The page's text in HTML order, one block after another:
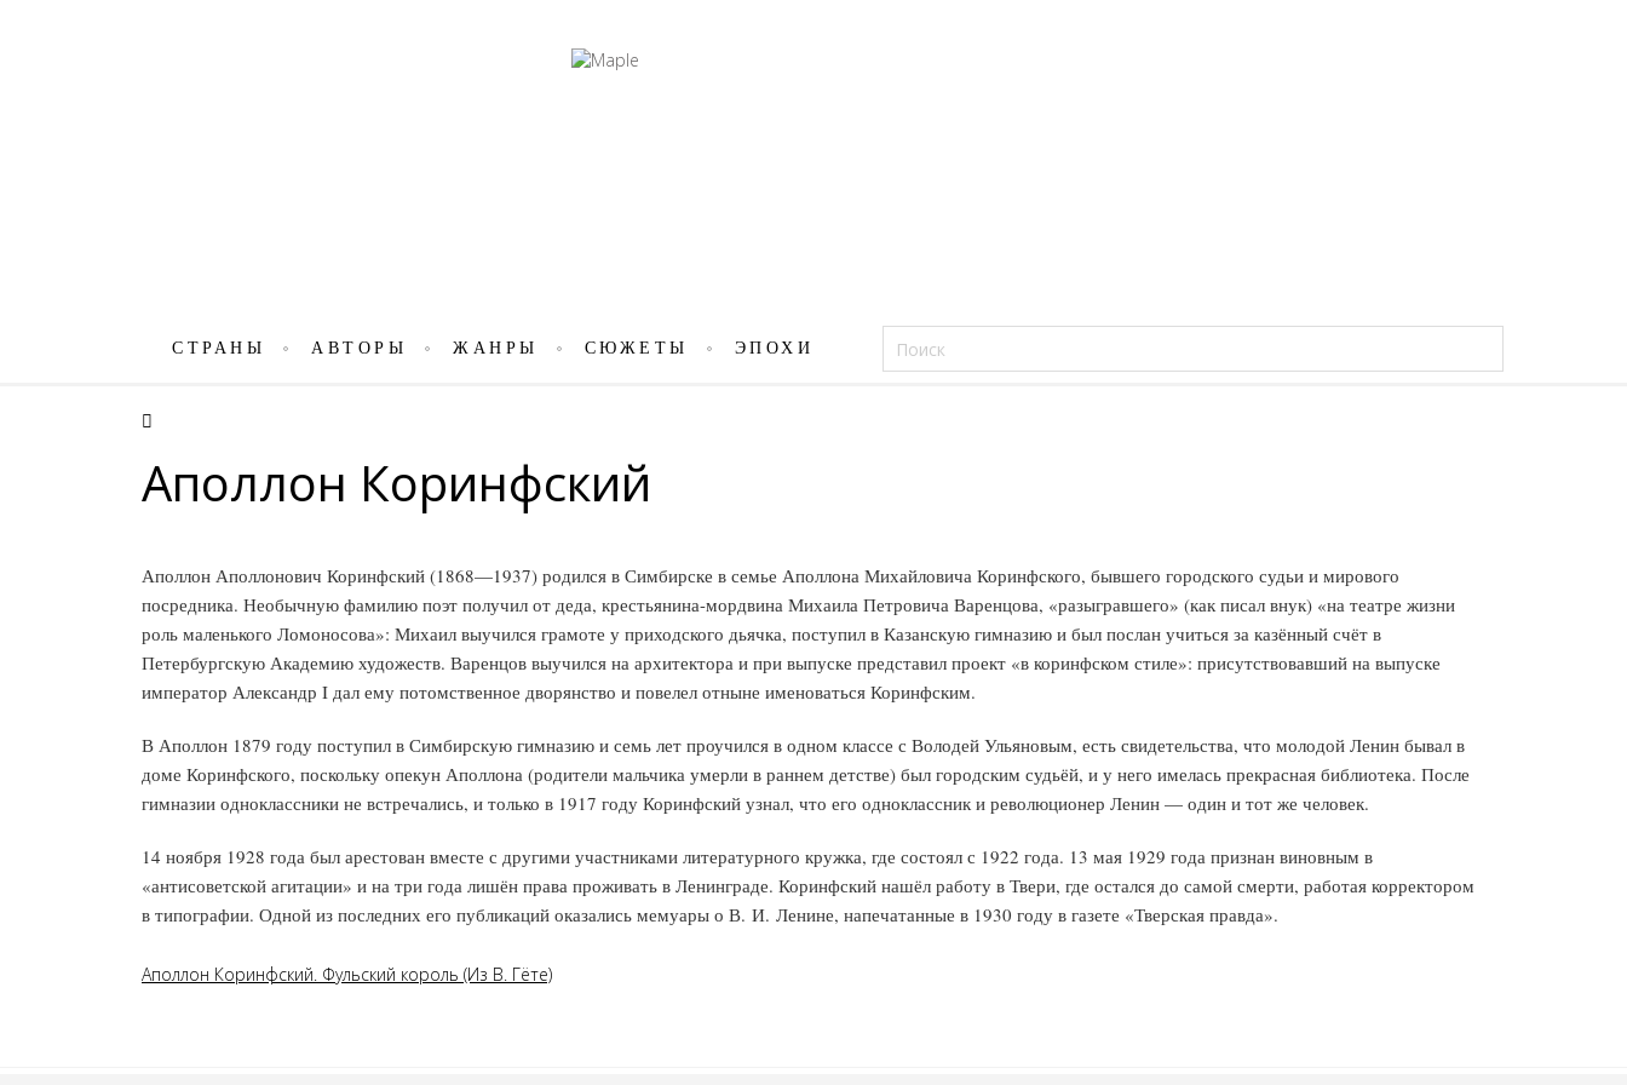
СТРАНЫ АВТОРЫ ЖАНРЫ СЮЖЕТЫ ЭПОХИ
Аполлон Коринфский
Аполлон Аполлонович Коринфский (1868—1937) родился в Симбирске в семье Аполлона Михайловича Коринфского, бывшего городского судьи и мирового
посредника. Необычную фамилию поэт получил от деда, крестьянина-мордвина Михаила Петровича Варенцова, «разыгравшего» (как писал внук) «на театре жизни
роль маленького Ломоносова»: Михаил выучился грамоте у приходского дьячка, поступил в Казанскую гимназию и был послан учиться за казённый счёт в
Петербургскую Академию художеств. Варенцов выучился на архитектора и при выпуске представил проект «в коринфском стиле»: присутствовавший на выпуске
император Александр I дал ему потомственное дворянство и повелел отныне именоваться Коринфским.
В Аполлон 1879 году поступил в Симбирскую гимназию и семь лет проучился в одном классе с Володей Ульяновым, есть свидетельства, что молодой Ленин бывал в
доме Коринфского, поскольку опекун Аполлона (родители мальчика умерли в раннем детстве) был городским судьёй, и у него имелась прекрасная библиотека. После
гимназии одноклассники не встречались, и только в 1917 году Коринфский узнал, что его одноклассник и революционер Ленин — один и тот же человек.
14 ноября 1928 года был арестован вместе с другими участниками литературного кружка, где состоял с 1922 года. 13 мая 1929 года признан виновным в
«антисоветской агитации» и на три года лишён права проживать в Ленинграде. Коринфский нашёл работу в Твери, где остался до самой смерти, работая корректором
в типографии. Одной из последних его публикаций оказались мемуары о В. И. Ленине, напечатанные в 1930 году в газете «Тверская правда».
Аполлон Коринфский. Фульский король (Из В. Гёте)